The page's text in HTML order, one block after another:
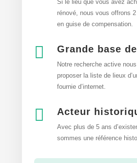
Si le lieu que vous avez
rénové, nous vous offrons
en guise de compensation.
 Grande base
Notre recherche active
proposer la liste de lieux
fournie d’internet.
 Acteur
Avec plus de 5 ans
sommes une référence